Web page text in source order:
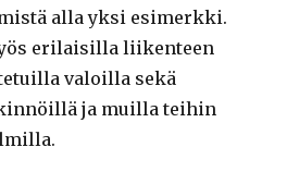
alla yksi esimerkki.
erilaisilla liikenteen
valoilla sekä
ja muilla teihin